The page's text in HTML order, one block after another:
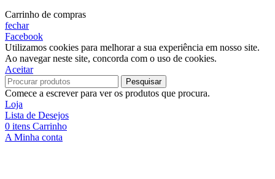
Carrinho de compras
fechar
Facebook
Utilizamos cookies para melhorar a sua experiência em nosso site.
Ao navegar neste site, concorda com o uso de cookies.
Aceitar
Pesquisar
Comece a escrever para ver os produtos que procura.
Loja
Lista de Desejos
0 itens Carrinho
A Minha conta